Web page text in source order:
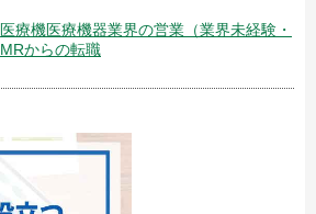
医療機医療機器業界の営業（業界未経験・
MRからの転職